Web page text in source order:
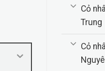
Cỏ
Trung
Cỏ